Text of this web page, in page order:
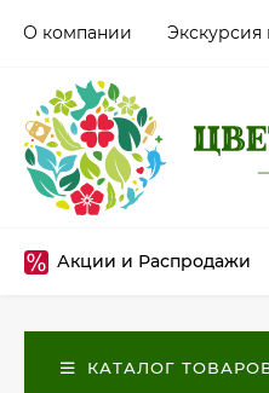
О компании
Акции и Распродажи
КАТАЛОГ